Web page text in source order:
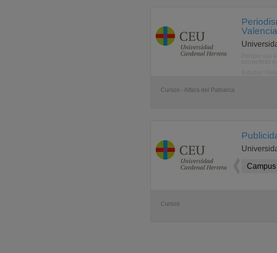
Cursos - Alfara del Patriarca
Campus
Cursos